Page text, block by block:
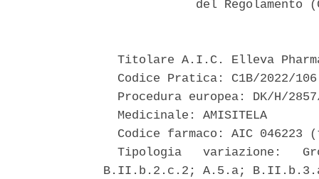
del Regolamento
Titolare A.I.C. Elleva
Codice Pratica: C1B/2022/
Procedura europea: DK/H/
  Medicinale: AMISITELA
Codice farmaco: AIC 046223
Tipologia   variazione:
B.II.b.2.c.2; A.5.a;